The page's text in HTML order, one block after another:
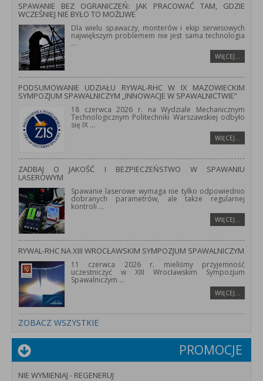
SPAWANIE BEZ OGRANICZEŃ: JAK PRACOWAĆ TAM, GDZIE
WCZEŚNIEJ NIE BYŁO TO MOŻLIWE
Dla wielu spawaczy, monterów i ekip serwisowych
największym problemem nie jest sama technologia
...
WIĘCEJ…
PODSUMOWANIE UDZIAŁU RYWAL-RHC W IX MAZOWIECKIM
SYMPOZJUM SPAWALNICZYM „INNOWACJE W SPAWALNICTWIE”
18 czerwca 2026 r. na Wydziale Mechanicznym
Technologicznym Politechniki Warszawskiej odbyło
się IX ...
WIĘCEJ…
ZADBAJ O JAKOŚĆ I BEZPIECZEŃSTWO W SPAWANIU
LASEROWYM
Spawanie laserowe wymaga nie tylko odpowiednio
dobranych parametrów, ale także regularnej
kontroli...
WIĘCEJ…
RYWAL-RHC NA XIII WROCŁAWSKIM SYMPOZJUM SPAWALNICZYM
11 czerwca 2026 r. mieliśmy przyjemność
uczestniczyć w XIII Wrocławskim Sympozjum
Spawalniczym ...
WIĘCEJ…
ZOBACZ WSZYSTKIE
PROMOCJE
NIE WYMIENIAJ - REGENERUJ